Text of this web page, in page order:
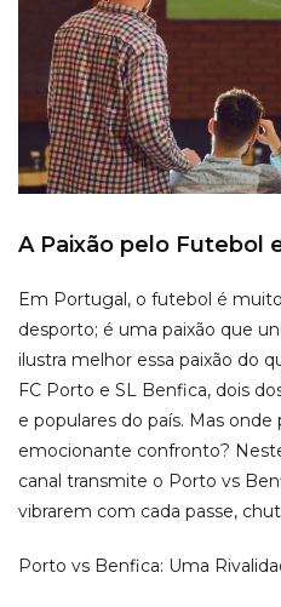
A Paixão pelo Futebol
Em Portugal, o futebol é
desporto; é uma paixão que
ilustra melhor essa paixão do
FC Porto e SL Benfica, dois
e populares do país. Mas
emocionante confronto?
canal transmite o Porto vs
vibrarem com cada passe,
Porto vs Benfica: Uma